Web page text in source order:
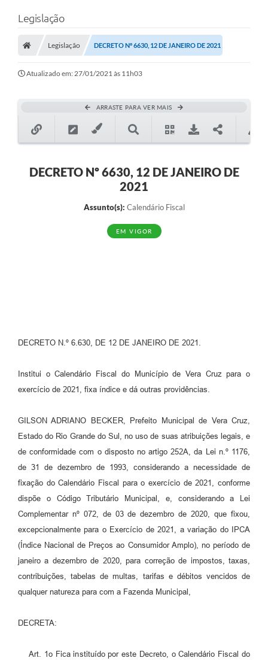
Legislação
Legislação DECRETO Nº 6630, 12 DE JANEIRO DE 2021
Atualizado em: 27/01/2021 às 11h03
ARRASTE PARA VER MAIS
DECRETO Nº 6630, 12 DE JANEIRO DE
2021
Assunto(s): Calendário Fiscal
EM VIGOR
DECRETO N.º 6.630, DE 12 DE JANEIRO DE 2021.
Institui o Calendário Fiscal do Município de Vera Cruz para o
exercício de 2021, fixa índice e dá outras providências.
GILSON ADRIANO BECKER, Prefeito Municipal de Vera Cruz,
Estado do Rio Grande do Sul, no uso de suas atribuições legais, e
de conformidade com o disposto no artigo 252A, da Lei n.º 1176,
de 31 de dezembro de 1993, considerando a necessidade de
fixação do Calendário Fiscal para o exercício de 2021, conforme
dispõe o Código Tributário Municipal, e, considerando a Lei
Complementar nº 072, de 03 de dezembro de 2020, que fixou,
excepcionalmente para o Exercício de 2021, a variação do IPCA
(Índice Nacional de Preços ao Consumidor Amplo), no período de
janeiro a dezembro de 2020, para correção de impostos, taxas,
contribuições, tabelas de multas, tarifas e débitos vencidos de
qualquer natureza para com a Fazenda Municipal,
DECRETA:
Art. 1o Fica instituído por este Decreto, o Calendário Fiscal do